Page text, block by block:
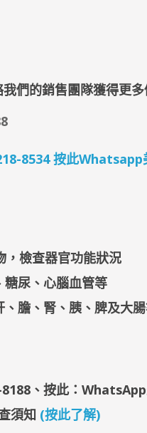
們的銷售團隊獲得更
8534 按此Whatsapp
，檢查器官功能狀況
尿、心腦血管等
膽、腎、胰、脾及大
、 按此：
須知 (按此了解)